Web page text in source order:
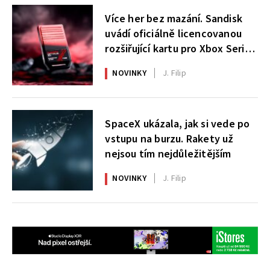
Více her bez mazání. Sandisk
uvádí oficiálně licencovanou
rozšiřující kartu pro Xbox Series
X|S
NOVINKY J. Filip
SpaceX ukázala, jak si vede po
vstupu na burzu. Rakety už
nejsou tím nejdůležitějším
NOVINKY J. Filip